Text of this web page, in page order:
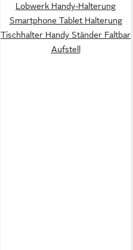
Lobwerk Handy-Halterung
Smartphone Tablet Halterung
Tischhalter Handy Ständer Faltbar
Aufstell